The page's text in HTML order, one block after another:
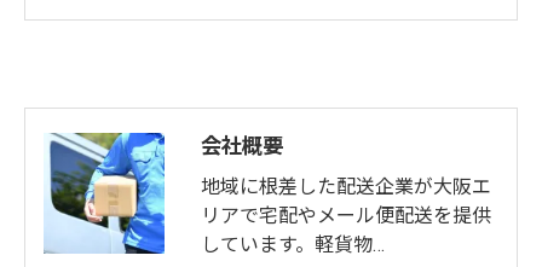
会社概要
地域に根差した配送企業が大阪エ
リアで宅配やメール便配送を提供
しています。軽貨物…